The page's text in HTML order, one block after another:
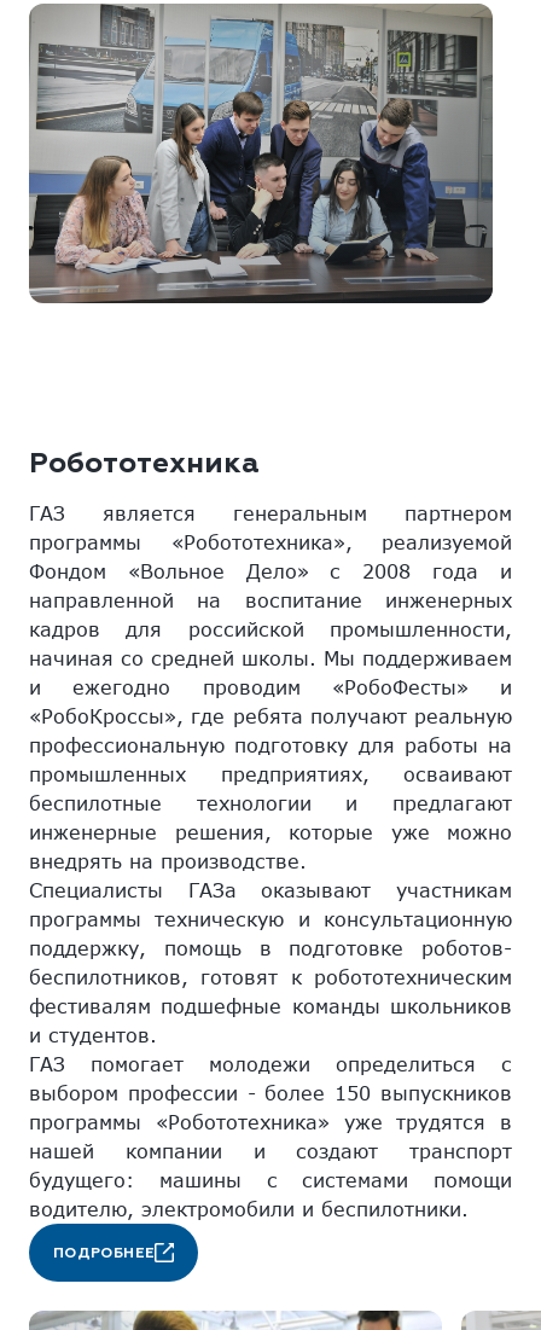
Робототехника
ГАЗ является генеральным партнером
программы «Робототехника», реализуемой
Фондом «Вольное Дело» с 2008 года и
направленной на воспитание инженерных
кадров для российской промышленности,
начиная со средней школы. Мы поддерживаем
и ежегодно проводим «РобоФесты» и
«РобоКроссы», где ребята получают реальную
профессиональную подготовку для работы на
промышленных предприятиях, осваивают
беспилотные технологии и предлагают
инженерные решения, которые уже можно
внедрять на производстве.
Специалисты ГАЗа оказывают участникам
программы техническую и консультационную
поддержку, помощь в подготовке роботов-
беспилотников, готовят к робототехническим
фестивалям подшефные команды школьников
и студентов.
ГАЗ помогает молодежи определиться с
выбором профессии - более 150 выпускников
программы «Робототехника» уже трудятся в
нашей компании и создают транспорт
будущего: машины с системами помощи
водителю, электромобили и беспилотники.
ПОДРОБНЕЕ